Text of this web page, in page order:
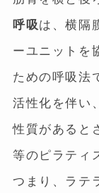
呼吸は、横隔
ーユニットを
ための呼吸法
活性化を伴い
性質があると
等のピラティ
つまり、ラテ